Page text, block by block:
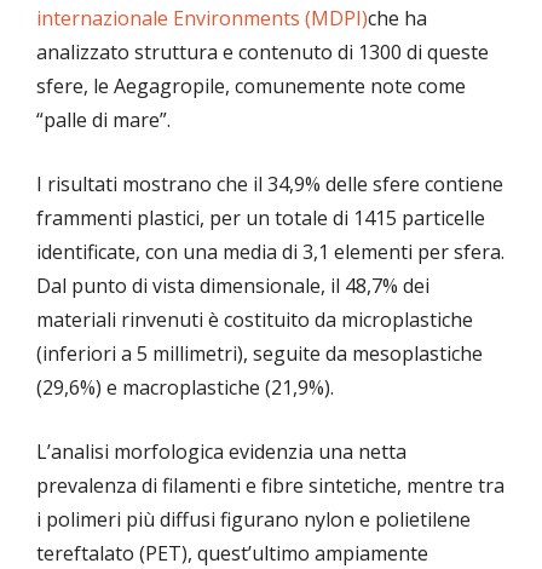
internazionale Environments (MDPI)che ha
analizzato struttura e contenuto di 1300 di queste
sfere, le Aegagropile, comunemente note come
“palle di mare”.
I risultati mostrano che il 34,9% delle sfere contiene
frammenti plastici, per un totale di 1415 particelle
identificate, con una media di 3,1 elementi per sfera.
Dal punto di vista dimensionale, il 48,7% dei
materiali rinvenuti è costituito da microplastiche
(inferiori a 5 millimetri), seguite da mesoplastiche
(29,6%) e macroplastiche (21,9%).
L’analisi morfologica evidenzia una netta
prevalenza di filamenti e fibre sintetiche, mentre tra
i polimeri più diffusi figurano nylon e polietilene
tereftalato (PET), quest’ultimo ampiamente